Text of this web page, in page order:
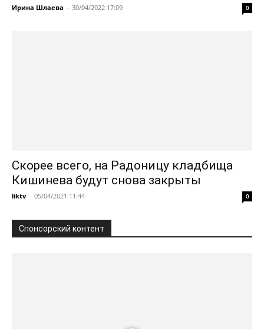
Ирина Шлаева - 30/04/2022 17:09 0
Скорее всего, на Радоницу кладбища
Кишинева будут снова закрыты
liktv - 05/04/2021 11:44 0
Спонсорский контент